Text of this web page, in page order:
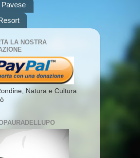
LA NOSTRA
Natura e Cultura